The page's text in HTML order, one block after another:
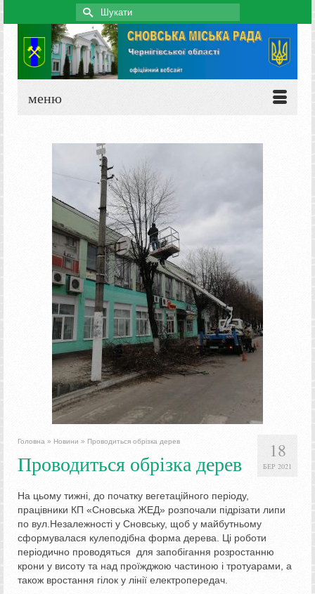
Search
for:
меню
18
БЕР 2021
Головна » Новини » Проводиться обрізка дерев
Проводиться обрізка дерев
На цьому тижні, до початку вегетаційного періоду,
працівники КП «Сновська ЖЕД» розпочали підрізати липи
по вул.Незалежності у Сновську, щоб у майбутньому
сформувалася кулеподібна форма дерева. Ці роботи
періодично проводяться для запобігання розростанню
крони у висоту та над проїжджою частиною і тротуарами, а
також вростання гілок у лінії електропередач.